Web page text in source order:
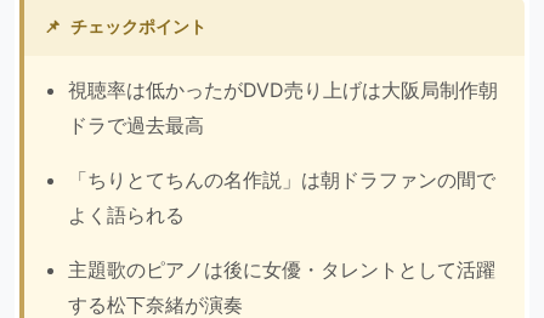
📌 チェックポイント
視聴率は低かったがDVD売り上げは大阪局制作朝
ドラで過去最高
「ちりとてちんの名作説」は朝ドラファンの間で
よく語られる
主題歌のピアノは後に女優・タレントとして活躍
する松下奈緒が演奏